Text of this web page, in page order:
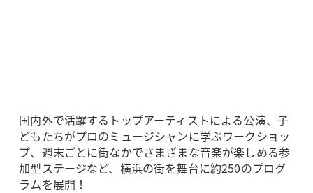
国内外で活躍するトップアーティストによる公演、子
どもたちがプロのミュージシャンに学ぶワークショッ
プ、週末ごとに街なかでさまざまな音楽が楽しめる参
加型ステージなど、横浜の街を舞台に約250のプログ
ラムを展開！